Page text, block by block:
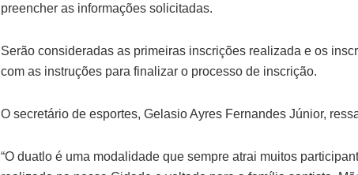
preencher as informações solicitadas.
Serão consideradas as primeiras inscrições realizada e os
com as instruções para finalizar o processo de inscrição.
O secretário de esportes, Gelasio Ayres Fernandes Júnior,
“O duatlo é uma modalidade que sempre atrai muitos